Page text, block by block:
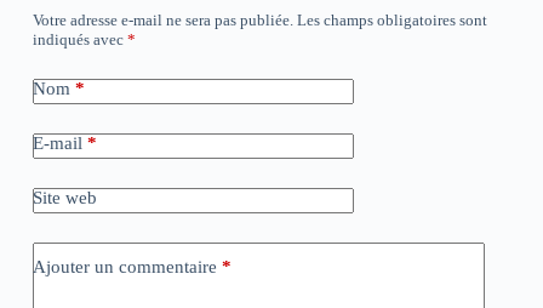
Votre adresse e-mail ne sera pas publiée. Les champs obligatoires sont
indiqués avec *
Nom *
E-mail *
Site web
Ajouter un commentaire *